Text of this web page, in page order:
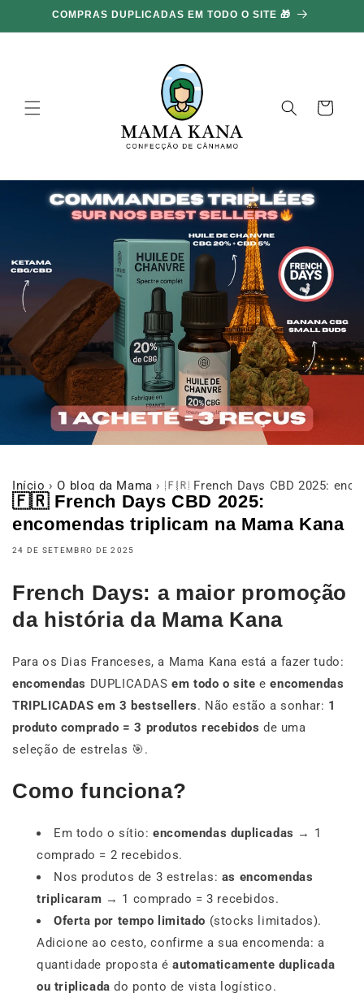
ir para o
conteúdo
COMPRAS DUPLICADAS EM TODO O SITE 🎁
Carrinho
Início › O blog da Mama › 🇫🇷 French Days CBD 2025:
🇫🇷 French Days CBD 2025:
encomendas triplicam na Mama Kana
24 DE SETEMBRO DE 2025
French Days: a maior promoção
da história da Mama Kana
Para os Dias Franceses, a Mama Kana está a fazer tudo:
encomendas DUPLICADASem todo o site eencomendas
TRIPLICADAS em 3 bestsellers. Não estão a sonhar: 1
produto comprado = 3 produtos recebidos de uma
seleção de estrelas 🎯.
Como funciona?
Em todo o sítio:encomendas duplicadas → 1
comprado = 2 recebidos.
Nos produtos de 3 estrelas: as encomendas
triplicaram → 1 comprado = 3 recebidos.
Oferta por tempo limitado (stocks limitados).
Adicione ao cesto, confirme a sua encomenda: a
quantidade proposta éautomaticamente duplicada
ou triplicada do ponto de vista logístico.